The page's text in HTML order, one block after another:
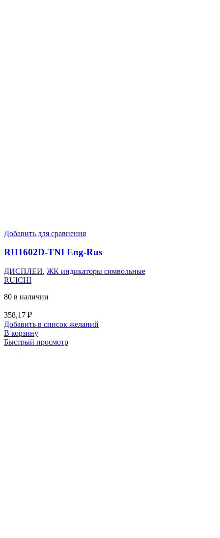
Добавить для сравнения
RH1602D-TNI Eng-Rus
ДИСПЛЕИ, ЖК индикаторы символьные
RUICHI
80 в наличии
358,17 ₽
Добавить в список желаний
В корзину
Быстрый просмотр